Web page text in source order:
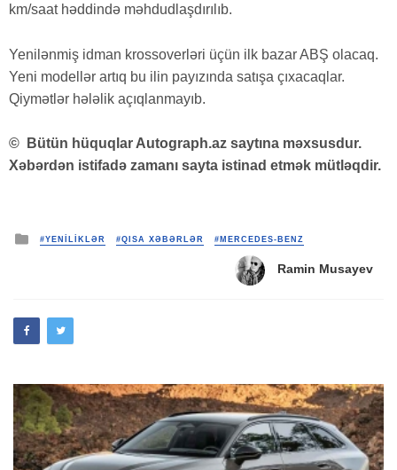
km/saat həddində məhdudlaşdırılıb.
Yenilənmiş idman krossoverləri üçün ilk bazar ABŞ olacaq.
Yeni modellər artıq bu ilin payızında satışa çıxacaqlar.
Qiymətlər hələlik açıqlanmayıb.
©
Bütün hüquqlar Autograph.az saytına məxsusdur.
Xəbərdən istifadə zamanı sayta istinad etmək mütləqdir.
Posted
#YENİLİKLƏR #QISA XƏBƏRLƏR #MERCEDES-BENZ
Ramin Musayev